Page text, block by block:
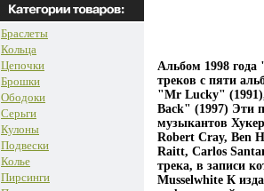
Браслеты
Кольца
Цепочки
Брошки
Ободоки
Серьги
Кулоны
Подвески
Колье
Пирсинги
Альбом 1998 года
треков с пяти
"Mr Lucky"
Back" (1997) Эти
музыкантов
Robert Cray, Ben
Raitt, Carlos
трека, в записи
Musselwhite К